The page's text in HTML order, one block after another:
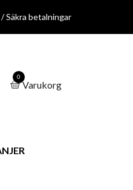
Säkra betalningar
0
Varukorg